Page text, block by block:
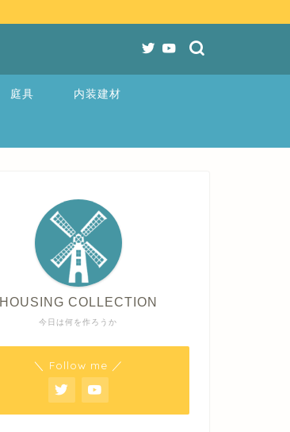
庭具 内装建材
今日は何を作ろうか
HOUSING COLLECTION
＼ Follow me ／